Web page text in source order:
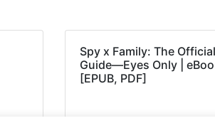
Spy x Family: The
Guide―Eyes Only |
[EPUB, PDF]